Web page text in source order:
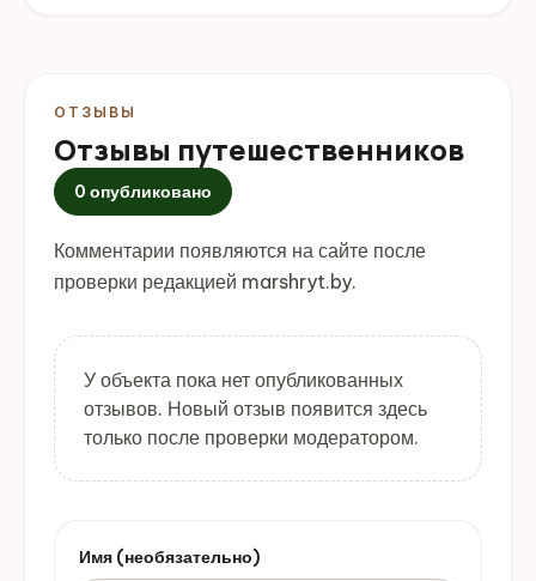
ОТЗЫВЫ
Отзывы путешественников
0 опубликовано
Комментарии появляются на сайте после
проверки редакцией marshryt.by.
У объекта пока нет опубликованных
отзывов. Новый отзыв появится здесь
только после проверки модератором.
Имя (необязательно)